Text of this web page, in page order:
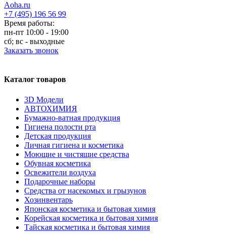
Aoha.ru
+7 (495) 196 56 99
Время работы:
пн-пт 10:00 - 19:00
сб; вс - выходные
Заказать звонок
Каталог товаров
3D Модели
АВТОХИМИЯ
Бумажно-ватная продукция
Гигиена полости рта
Детская продукция
Личная гигиена и косметика
Моющие и чистящие средства
Обувная косметика
Освежители воздуха
Подарочные наборы
Средства от насекомых и грызунов
Хозинвентарь
Японская косметика и бытовая химия
Корейская косметика и бытовая химия
Тайская косметика и бытовая химия